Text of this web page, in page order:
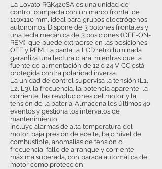
La Lovato RGK420SA es una unidad de
control compacta con un marco frontal de
110x110 mm, ideal para grupos electrógenos
autónomos. Dispone de 3 botones frontales y
una tecla mecánica de 3 posiciones (OFF-ON-
REM), que puede extraerse en las posiciones
OFF y REM. La pantalla LCD retroiluminada
garantiza una lectura clara, mientras que la
fuente de alimentación de 12 ó 24 V CC está
protegida contra polaridad inversa.
La unidad de control supervisa la tensión (L1,
L2, L3), la frecuencia, la potencia aparente, la
corriente, las revoluciones del motor y la
tensión de la batería. Almacena los últimos 40
eventos y gestiona los intervalos de
mantenimiento.
Incluye alarmas de alta temperatura del
motor, baja presión de aceite, bajo nivel de
combustible, anomalías de tensión o
frecuencia, fallo de arranque y corriente
máxima superada, con parada automática del
motor como protección.